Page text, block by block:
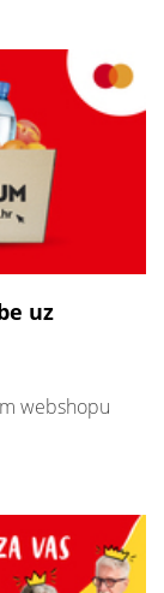
uz
webshopu